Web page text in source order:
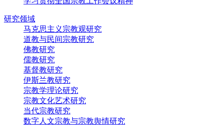
研究领域
马克思主义宗教观研究
道教与民间宗教研究
佛教研究
儒教研究
基督教研究
伊斯兰教研究
宗教学理论研究
宗教文化艺术研究
当代宗教研究
数字人文宗教与宗教舆情研究